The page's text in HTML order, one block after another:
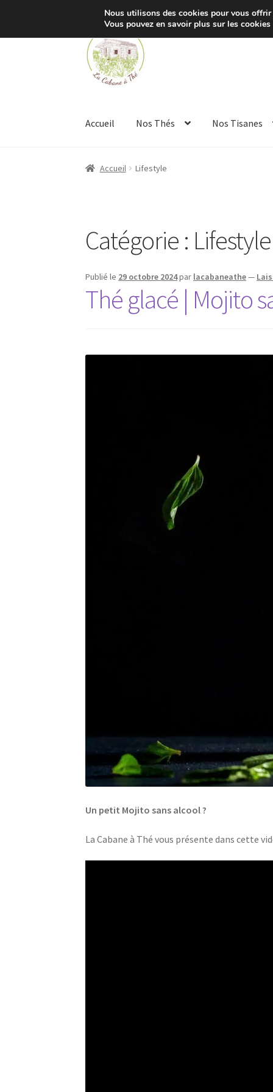
à
la
navigation
au
contenu
Accueil Nos Thés Nos Tisanes
Accueil Lifestyle
Catégorie : Lifestyle
Publié le 29 octobre 2024par lacabaneathe—
Thé glacé | Mojito
Un petit Mojito sans alcool ?
La Cabane à Thé vous présente dans cette
Nous utilisons des cookies pour vous
Vous pouvez en savoir plus sur les